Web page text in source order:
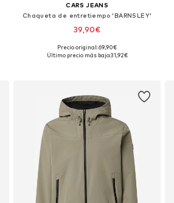
CARS JEANS
Chaqueta de entretiempo 'BARNSLEY'
39,90€
Tallas disponibles: S, M, L
Precio original: 69,90€
Último precio más bajo:31,92€